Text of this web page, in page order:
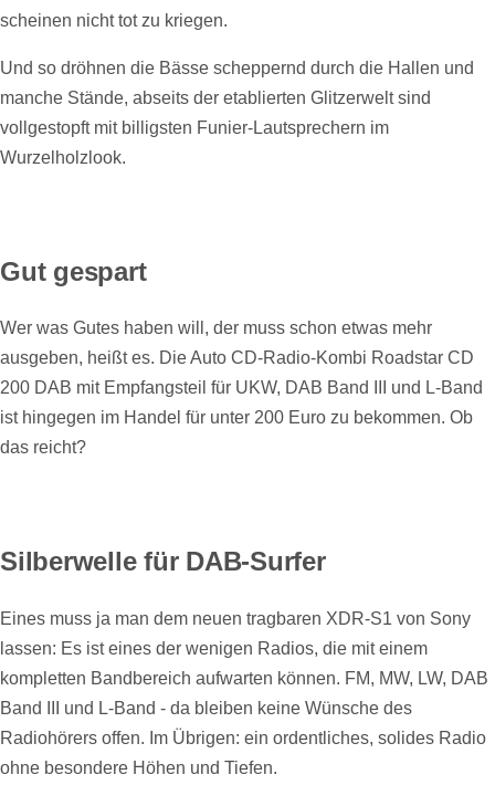
scheinen nicht tot zu kriegen.
Und so dröhnen die Bässe scheppernd durch die Hallen und
manche Stände, abseits der etablierten Glitzerwelt sind
vollgestopft mit billigsten Funier-Lautsprechern im
Wurzelholzlook.
Gut gespart
Wer was Gutes haben will, der muss schon etwas mehr
ausgeben, heißt es. Die Auto CD-Radio-Kombi Roadstar CD
200 DAB mit Empfangsteil für UKW, DAB Band III und L-Band
ist hingegen im Handel für unter 200 Euro zu bekommen. Ob
das reicht?
Silberwelle für DAB-Surfer
Eines muss ja man dem neuen tragbaren XDR-S1 von Sony
lassen: Es ist eines der wenigen Radios, die mit einem
kompletten Bandbereich aufwarten können. FM, MW, LW, DAB
Band III und L-Band - da bleiben keine Wünsche des
Radiohörers offen. Im Übrigen: ein ordentliches, solides Radio
ohne besondere Höhen und Tiefen.